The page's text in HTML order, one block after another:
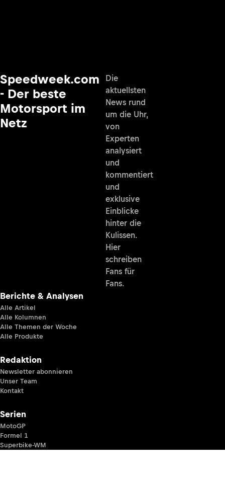
Speedweek.com
- Der beste
Motorsport im
Netz
Die
aktuellsten
News rund
um die Uhr,
von
Experten
analysiert
und
kommentiert
und
exklusive
Einblicke
hinter die
Kulissen.
Hier
schreiben
Fans für
Fans.
Berichte & Analysen
Alle Artikel
Alle Kolumnen
Alle Themen der Woche
Alle Produkte
Redaktion
Newsletter abonnieren
Unser Team
Kontakt
Serien
MotoGP
Formel 1
Superbike-WM